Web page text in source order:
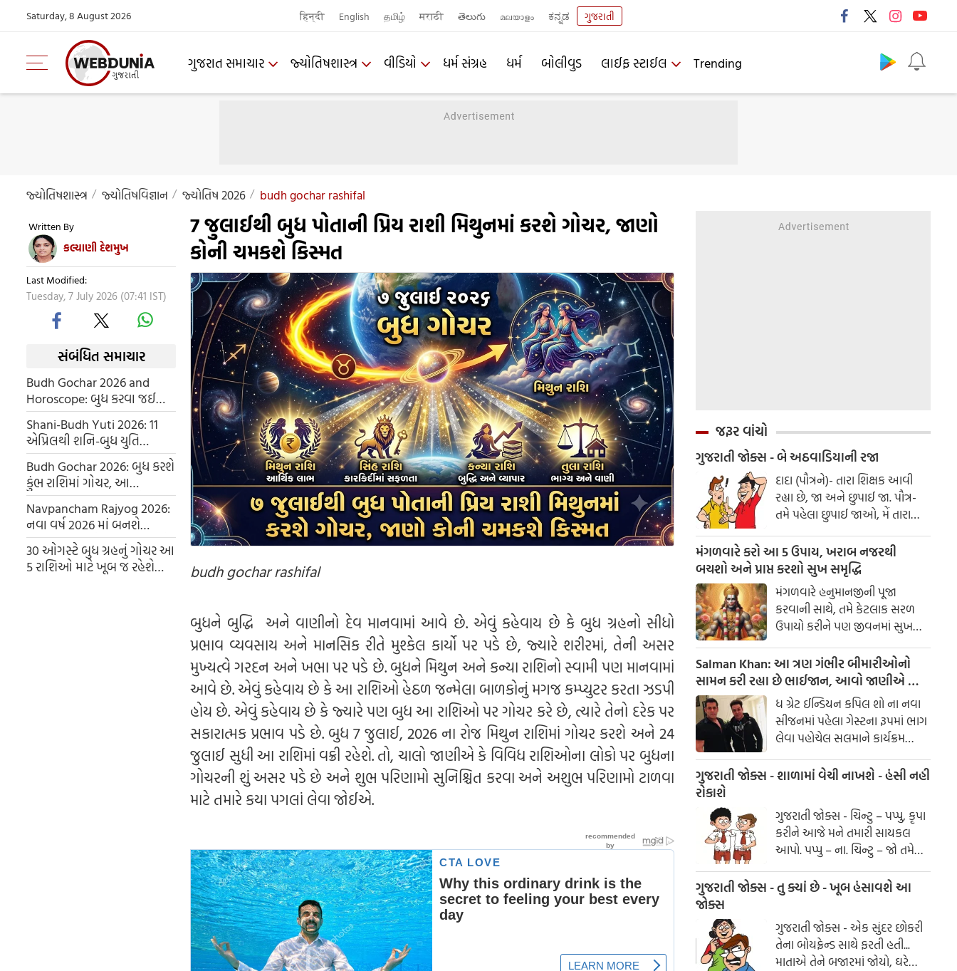
Saturday, 8 August 2026 हिन्दी English தமிழ் मराठी తెలుగు മലയാളം ಕನ್ನಡ ગુજરાતી
ગુજરાત સમાચાર જ્યોતિષશાસ્ત્ર વીડિયો ધર્મ સંગ્રહ ધર્મ બોલીવુડ લાઈફ સ્ટાઈલ Trending
જ્યોતિષશાસ્ત્ર જ્યોતિષવિજ્ઞાન જ્યોતિષ 2026 budh gochar rashifal
Written By
કલ્યાણી દેશમુખ
Last Modified:
Tuesday, 7 July 2026 (07:41 IST)
સંબંધિત સમાચાર
Budh Gochar 2026 and
Horoscope: બુધ કરવા જઈ
રહ્યો છે રાશિ પરિવર્તન, મે પહેલા
આ રાશિઓનો શરૂ થશે ગોલ્ડન
ટાઈમ
Shani-Budh Yuti 2026: 11
એપ્રિલથી શનિ-બુધ યુતિ
મચાવશે ધમાલ, આ 4 રાશિના
જાતકોની 20 દિવસ રહેશે મોજ
Budh Gochar 2026: બુધ કરશે
કુંભ રાશિમાં ગોચર, આ
રાશિઓને મળશે ભાગ્યનો સાથ,
જાણો તમારી રાશિ પર કેવી અસર
પડશે.
Navpancham Rajyog 2026:
નવા વર્ષ 2026 માં બનશે
નવપંચમ રાજયોગ, આ રાશિઓ
પર વરસસે લક્ષ્મીની અને વધશે
માન-સન્માન
30 ઓગસ્ટે બુધ ગ્રહનું ગોચર આ
5 રાશિઓ માટે ખૂબ જ રહેશે
7 જુલાઈથી બુધ પોતાની પ્રિય રાશી મિથુનમાં કરશે ગોચર, જાણો
કોની ચમકશે કિસ્મત
budh gochar rashifal
બુધને બુદ્ધિ અને વાણીનો દેવ માનવામાં આવે છે. એવું કહેવાય છે કે બુધ ગ્રહનો સીધો
પ્રભાવ વ્યવસાય અને માનસિક રીતે મુશ્કેલ કાર્યો પર પડે છે, જ્યારે શરીરમાં, તેની અસર
મુખ્યત્વે ગરદન અને ખભા પર પડે છે. બુધને મિથુન અને કન્યા રાશિનો સ્વામી પણ માનવામાં
આવે છે. એવું કહેવાય છે કે આ રાશિઓ હેઠળ જન્મેલા બાળકોનું મગજ કમ્પ્યુટર કરતા ઝડપી
હોય છે. એવું કહેવાય છે કે જ્યારે પણ બુધ આ રાશિઓ પર ગોચર કરે છે, ત્યારે તેનો દરેક પર
સકારાત્મક પ્રભાવ પડે છે. બુધ 7 જુલાઈ, 2026 ના રોજ મિથુન રાશિમાં ગોચર કરશે અને 24
જુલાઈ સુધી આ રાશિમાં વક્રી રહેશે. તો, ચાલો જાણીએ કે વિવિધ રાશિઓના લોકો પર બુધના
ગોચરની શું અસર પડે છે અને શુભ પરિણામો સુનિશ્ચિત કરવા અને અશુભ પરિણામો ટાળવા
માટે તમારે કયા પગલાં લેવા જોઈએ.
જરૂર વાંચો
ગુજરાતી જોક્સ - બે અઠવાડિયાની રજા
દાદા (પૌત્રને)- તારા શિક્ષક આવી
રહ્યા છે, જા અને છુપાઈ જા. પૌત્ર-
તમે પહેલા છુપાઈ જાઓ, મેં તારા
મૃત્યુના બહાને બે અઠવાડિયાની
રજા લીધી છે.
મંગળવારે કરો આ 5 ઉપાય, ખરાબ નજરથી
બચશો અને પ્રાપ્ત કરશો સુખ સમૃદ્ધિ
મંગળવારે હનુમાનજીની પૂજા
કરવાની સાથે, તમે કેટલાક સરળ
ઉપાયો કરીને પણ જીવનમાં સુખ
અને સમૃદ્ધિ પ્રાપ્ત કરી શકો છો. આજે
અમે તમને આ ઉપાયો વિશે માહિતી
આપવા જઈ રહ્યા છીએ.
Salman Khan: આ ત્રણ ગંભીર બીમારીઓનો
સામન કરી રહ્યા છે ભાઈજાન, આવો જાણીએ આ
બીમારી વિશે
ધ ગ્રેટ ઈન્ડિયન કપિલ શો ના નવા
સીજનમાં પહેલા ગેસ્ટના રૂપમાં ભાગ
લેવા પહોચેલ સલમાને કાર્યક્રમ
દરમિયાન પોતાના સ્વાસ્સ્થ્ય સંબંધી
સમસ્યા વિશે વાત કરી. શો મા જ્યારે
ડોલે શોલે ની વાત આવે છે તો નામ
સૌથી પહેલા સલમાન ખાનનુ આવે
છે.
ગુજરાતી જોક્સ - શાળામાં વેચી નાખશે - હંસી નહી
રોકાશે
ગુજરાતી જોક્સ - ચિન્ટુ – પપ્પુ, કૃપા
કરીને આજે મને તમારી સાયકલ
આપો. પપ્પુ – ના. ચિન્ટુ – જો તમે
મને સાયકલ નહીં આપો તો મને દુઃખ
થશે.
ગુજરાતી જોક્સ - તુ ક્યાં છે - ખૂબ હંસાવશે આ
જોક્સ
ગુજરાતી જોક્સ - એક સુંદર છોકરી
તેના બોયફ્રેન્ડ સાથે ફરતી હતી...
માતાએ તેને બજારમાં જોયો, ઘરે